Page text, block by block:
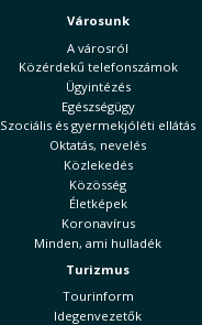
Városunk
A városról
Közérdekű telefonszámok
Ügyintézés
Egészségügy
Szociális és gyermekjóléti ellátás
Oktatás, nevelés
Közlekedés
Közösség
Életképek
Koronavírus
Minden, ami hulladék
Turizmus
Tourinform
Idegenvezetők